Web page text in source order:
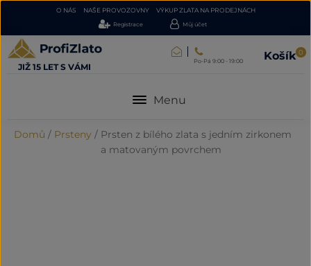
O NÁS NAŠE PROVOZOVNY VÝKUP ZLATA NA PRODEJNÁCH
Registrace Můj účet
JIŽ 15 LET S VÁMI
Po-Pá 9:00 - 19:00 Košík 0
Menu
Domů / Prsteny / Prsten z bílého zlata s jedním zirkonem
a matovaným povrchem